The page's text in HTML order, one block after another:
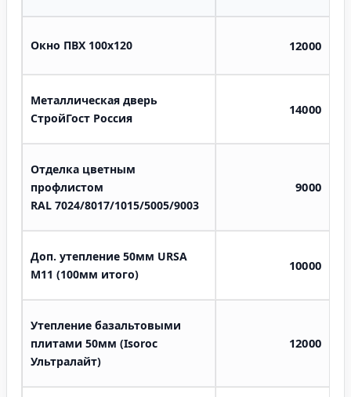
Окно ПВХ 100х120 12000
Металлическая дверь
СтройГост Россия
14000
Отделка цветным
профлистом
RAL 7024/8017/1015/5005/9003
9000
Доп. утепление 50мм URSA
M11 (100мм итого)
10000
Утепление базальтовыми
плитами 50мм (Isoroc
Ультралайт)
12000